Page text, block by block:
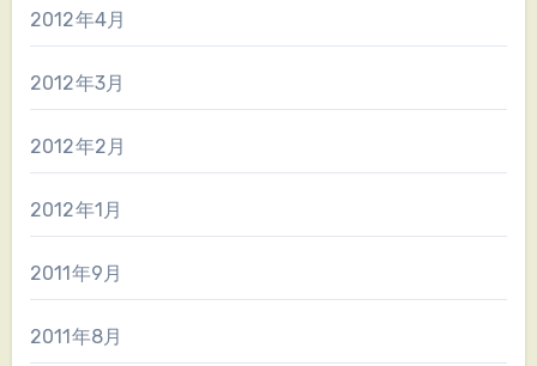
2012年4月
2012年3月
2012年2月
2012年1月
2011年9月
2011年8月